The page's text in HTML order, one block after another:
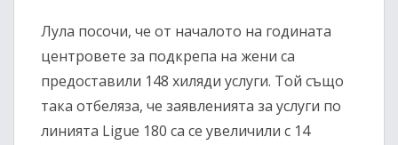
Лула посочи, че от началото на годината
центровете за подкрепа на жени са
предоставили 148 хиляди услуги. Той също
така отбеляза, че заявленията за услуги по
линията Ligue 180 са се увеличили с 14